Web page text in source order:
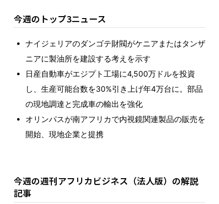
今週のトップ3ニュース
ナイジェリアのダンゴテ財閥がケニアまたはタンザ
ニアに製油所を建設する考えを示す
日産自動車がエジプト工場に4,500万ドルを投資
し、生産可能台数を30%引き上げ年4万台に。部品
の現地調達と完成車の輸出を強化
オリンパスが南アフリカで内視鏡関連製品の販売を
開始、現地企業と提携
今週の週刊アフリカビジネス（法人版）の解説
記事